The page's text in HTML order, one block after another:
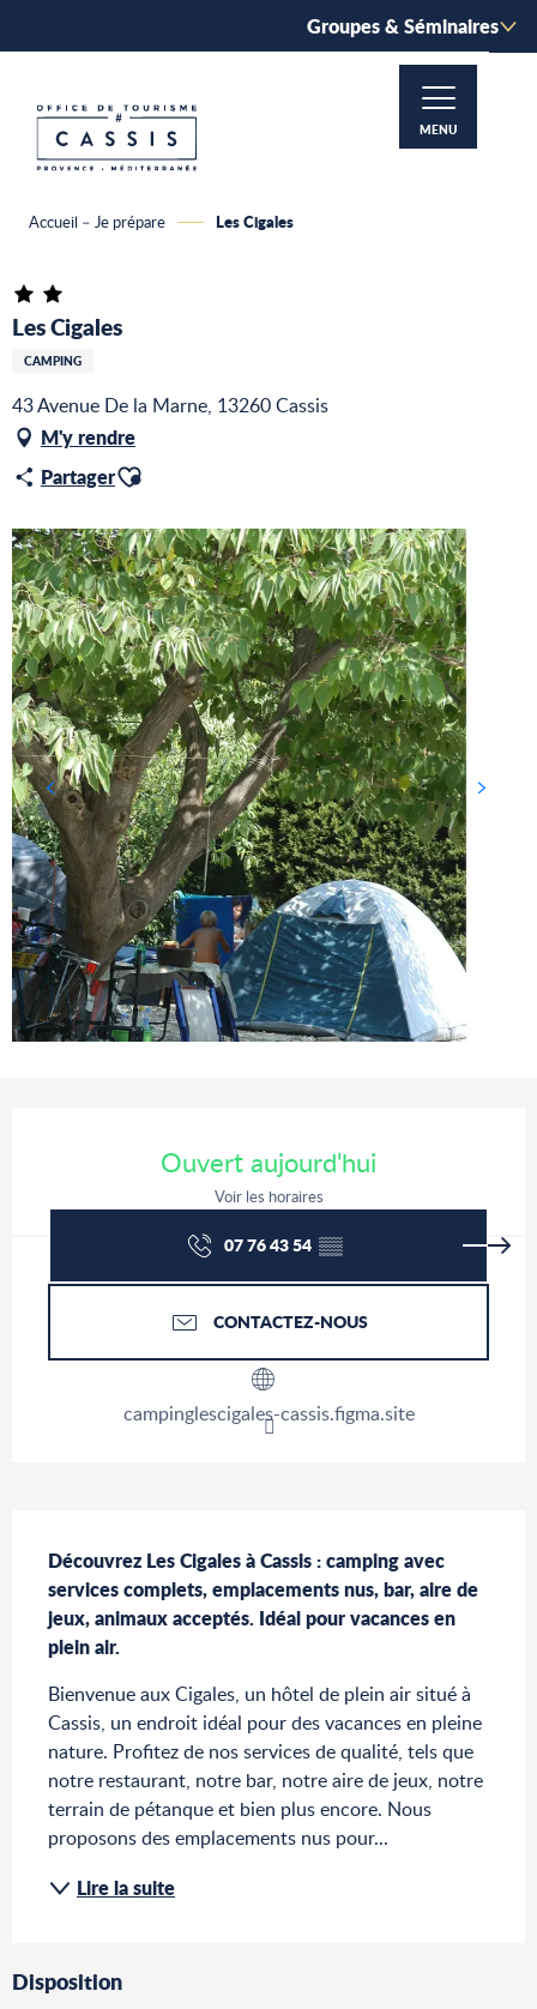
principal
Groupes & Séminaires
MENU
Accueil – Je prépare Les Cigales
Les Cigales
CAMPING
43 Avenue De la Marne, 13260 Cassis
M'y rendre
PartagerAjouter aux favoris
Ouvert aujourd'hui
Voir les horaires
07 76 43 54▒▒
CONTACTEZ-NOUS
campinglescigales-cassis.figma.site
Découvrez Les Cigales à Cassis : camping avec
services complets, emplacements nus, bar, aire de
jeux, animaux acceptés. Idéal pour vacances en
plein air.
Bienvenue aux Cigales, un hôtel de plein air situé à
Cassis, un endroit idéal pour des vacances en pleine
nature. Profitez de nos services de qualité, tels que
notre restaurant, notre bar, notre aire de jeux, notre
terrain de pétanque et bien plus encore. Nous
proposons des emplacements nus pour...
Lire la suite
Disposition